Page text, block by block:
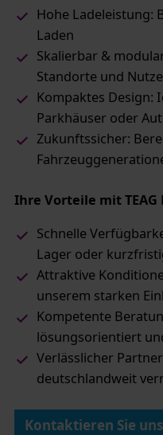
Hohe Ladeleistung:
Laden
Skalierbar &
Standorte und
Kompaktes Design:
Parkhäuser oder
Zukunftssicher:
Ihre Vorteile mit TEAG
Schnelle
Lager oder
Attraktive
unserem starken
Kompetente
lösungsorientiert
Verlässlicher
deutschlandweit
Kontaktieren Sie uns